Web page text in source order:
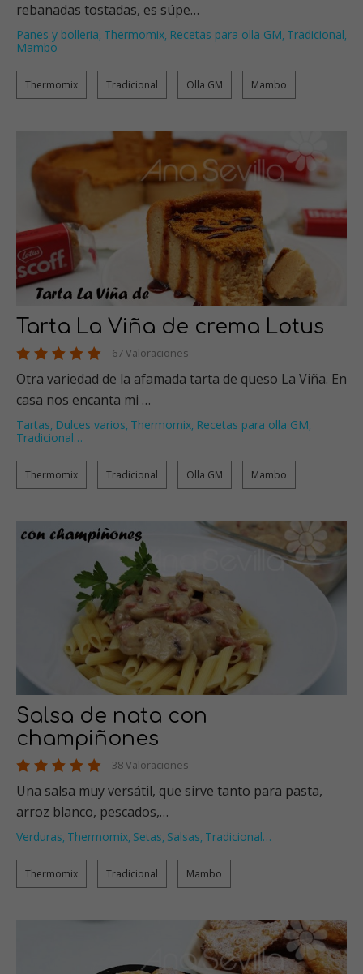
rebanadas tostadas, es súpe…
Panes y bolleria, Thermomix, Recetas para olla GM, Tradicional,
Mambo
Thermomix Tradicional Olla GM Mambo
Tarta La Viña de crema Lotus
67 Valoraciones
Otra variedad de la afamada tarta de queso La Viña. En
casa nos encanta mi …
Tartas, Dulces varios, Thermomix, Recetas para olla GM,
Tradicional…
Thermomix Tradicional Olla GM Mambo
Salsa de nata con
champiñones
38 Valoraciones
Una salsa muy versátil, que sirve tanto para pasta,
arroz blanco, pescados,…
Verduras, Thermomix, Setas, Salsas, Tradicional…
Thermomix Tradicional Mambo